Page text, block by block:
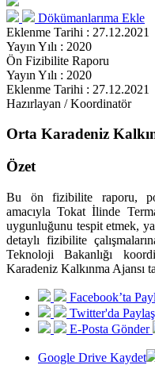
Dökümanlarıma Ekle
Eklenme Tarihi : 27.12.2021
Yayın Yılı : 2020
Ön Fizibilite Raporu
Yayın Yılı : 2020
Eklenme Tarihi : 27.12.2021
Hazırlayan / Koordinatör
Orta Karadeniz
Özet
Bu ön fizibilite raporu,
amacıyla Tokat İlinde
uygunluğunu tespit etmek,
detaylı fizibilite
Teknoloji Bakanlığı
Karadeniz Kalkınma Ajansı
Facebook’ta
Twitter'da Paylaş
E-Posta Gönder
Google Drive Kaydet